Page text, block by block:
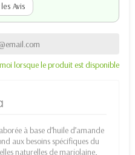
Avis
lorsque le produit est disponible
à base d’huile d’amande
aux besoins spécifiques du
naturelles de marjolaine,